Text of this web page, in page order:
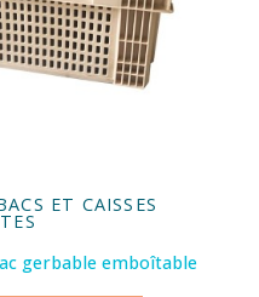
ET CAISSES
gerbable emboîtable